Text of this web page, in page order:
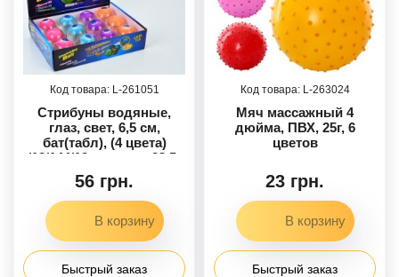
261051
Стрибуны водяные,
глаз, свет, 6,5 см,
бат(табл), (4 цвета)
/12/144/12шт в кор. 28,5-
7-21см
56 грн.
Быстрый заказ
263024
Мяч массажный 4
дюйма, ПВХ, 25г, 6
цветов
23 грн.
Быстрый заказ